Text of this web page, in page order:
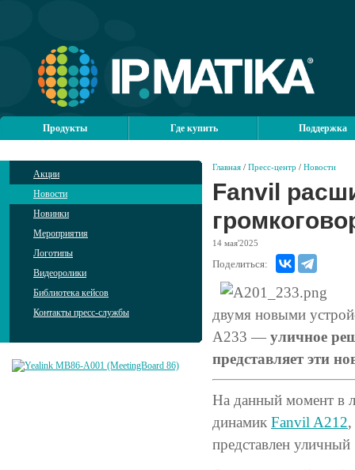
Продукты Где купить Поддержка
Акции
Новости
Новинки
Мероприятия
Логотипы
Видеоролики
Библиотека кейсов
Контакты пресс-службы
Главная / Пресс-центр / Новости
Fanvil
14 мая'2025
Поделиться:
двумя новыми
A233 — уличное
представляет эти
На данный момент в
динамик Fanvil A212
представлен